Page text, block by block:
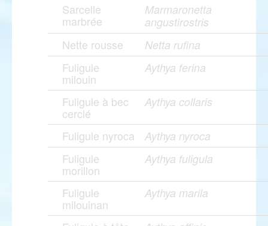
Sarcelle
marbrée
Marmaronetta
angustirostris
Nette rousse Netta rufina
Fuligule
milouin
Aythya ferina
Fuligule à bec
cerclé
Aythya collaris
Fuligule nyroca Aythya nyroca
Fuligule
morillon
Aythya fuligula
Fuligule
milouinan
Aythya marila